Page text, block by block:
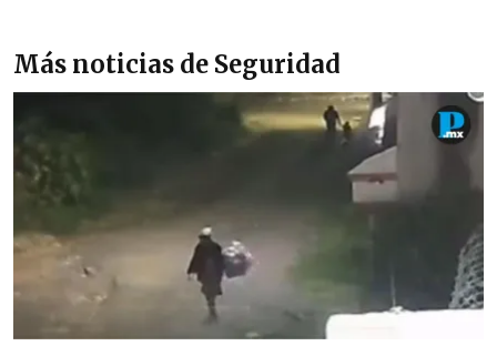
Más noticias de Seguridad